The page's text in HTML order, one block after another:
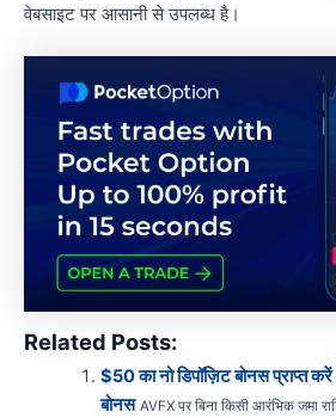
वेबसाइट पर आसानी से उपलब्ध है।
Related Posts:
$50 का नो डिपॉज़िट बोनस प्राप्त
बोनस AVFX पर बिना किसी आरंभिक जमा